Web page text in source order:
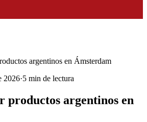
argentinos en Ámsterdam
2026·5 min de lectura
productos argentinos en